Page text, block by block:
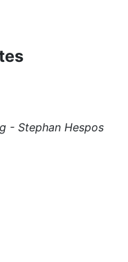
- Stephan Hespos